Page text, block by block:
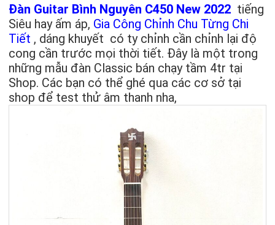
Đàn Guitar Bình Nguyên C450 New 2022 tiếng
Siêu hay ấm áp, Gia Công Chỉnh Chu Từng Chi
Tiết , dáng khuyết có ty chỉnh cần chỉnh lại độ
cong cần trước mọi thời tiết. Đây là một trong
những mẫu đàn Classic bán chạy tầm 4tr tại
Shop. Các bạn có thể ghé qua các cơ sở tại
shop để test thử âm thanh nha,